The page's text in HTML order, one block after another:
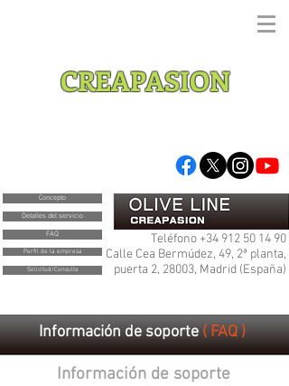
CREAPASION
Concepto
Detalles del servicio
FAQ
Perfil de la empresa
Solicitud/Consulta
Teléfono +34 912 50 14 90
Calle Cea Bermúdez, 49, 2ª planta,
puerta 2, 28003, Madrid (España)
Información de soporte( FAQ )
Información de soporte